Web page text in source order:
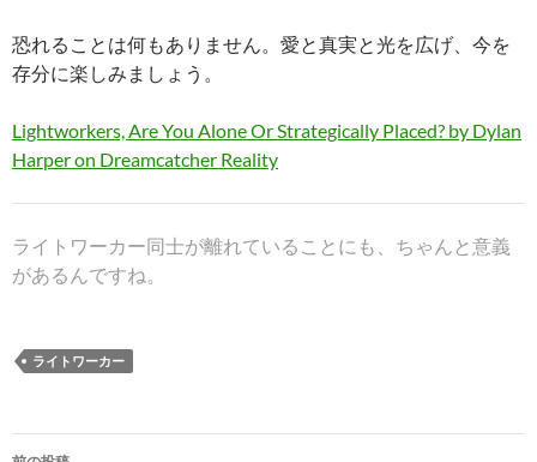
恐れることは何もありません。愛と真実と光を広げ、今を
存分に楽しみましょう。
Lightworkers, Are You Alone Or Strategically Placed? by Dylan
Harper on Dreamcatcher Reality
ライトワーカー同士が離れていることにも、ちゃんと意義
があるんですね。
ライトワーカー
投